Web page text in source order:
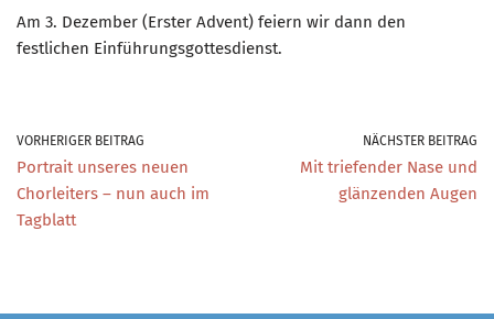
Am 3. Dezember (Erster Advent) feiern wir dann den
festlichen Einführungsgottesdienst.
VORHERIGER BEITRAG
Portrait unseres neuen
Chorleiters – nun auch im
Tagblatt
NÄCHSTER BEITRAG
Mit triefender Nase und
glänzenden Augen